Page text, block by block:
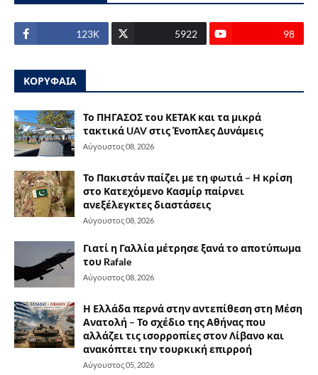
123Κ 5922 98
ΚΟΡΥΦΑΙΑ
Το ΠΗΓΑΣΟΣ του ΚΕΤΑΚ και τα μικρά
τακτικά UAV στις Ένοπλες Δυνάμεις
Αύγουστος 08, 2026
Το Πακιστάν παίζει με τη φωτιά – Η κρίση
στο Κατεχόμενο Κασμίρ παίρνει
ανεξέλεγκτες διαστάσεις
Αύγουστος 08, 2026
Γιατί η Γαλλία μέτρησε ξανά το αποτύπωμα
του Rafale
Αύγουστος 08, 2026
Η Ελλάδα περνά στην αντεπίθεση στη Μέση
Ανατολή – Το σχέδιο της Αθήνας που
αλλάζει τις ισορροπίες στον Λίβανο και
ανακόπτει την τουρκική επιρροή
Αύγουστος 05, 2026